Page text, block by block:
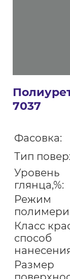
7037
Фасовка:
Тип
Уровень
глянца,%:
Режим
Класс
способ
Размер